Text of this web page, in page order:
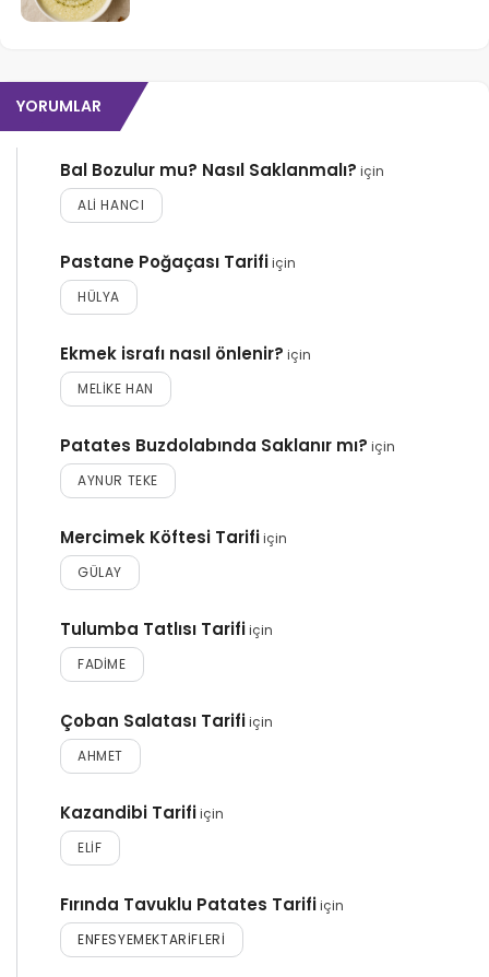
YORUMLAR
Bal Bozulur mu? Nasıl Saklanmalı? için
ALI HANCI
Pastane Poğaçası Tarifiiçin
HÜLYA
Ekmek israfı nasıl önlenir? için
MELIKE HAN
Patates Buzdolabında Saklanır mı? için
AYNUR TEKE
Mercimek Köftesi Tarifiiçin
GÜLAY
Tulumba Tatlısı Tarifiiçin
FADIME
Çoban Salatası Tarifiiçin
AHMET
Kazandibi Tarifiiçin
ELIF
Fırında Tavuklu Patates Tarifiiçin
ENFESYEMEKTARIFLERI